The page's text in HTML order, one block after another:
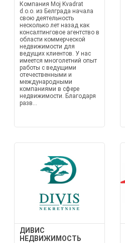
Компания Moj Kvadrat
d.o.o. из Белграда начала
свою деятельность
несколько лет назад как
консалтинговое агентство в
области коммерческой
недвижимости для
ведущих клиентов. У нас
имеется многолетний опыт
работы с ведущими
отечественными и
международными
компаниями в сфере
недвижимости. Благодаря
разв...
ДИВИС
НЕДВИЖИМОСТЬ